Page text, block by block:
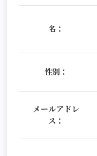
名：
性別：
メールアドレ
ス：